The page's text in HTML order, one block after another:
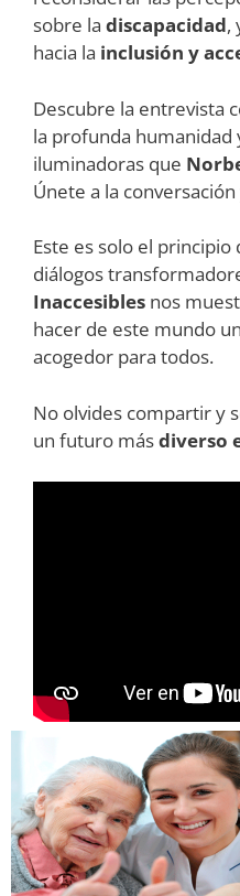
sobre la discapacidad,
hacia la inclusión y
Descubre la entrevista
la profunda humanidad
iluminadoras que
Únete a la
Este es solo el
diálogos
Inaccesibles nos
hacer de este mundo
acogedor para todos.
No olvides compartir y
un futuro másdiverso